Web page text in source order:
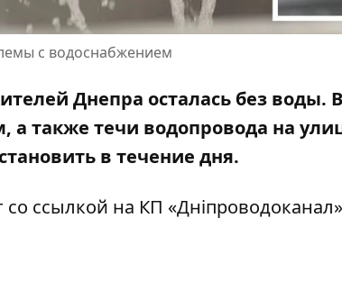
с водоснабжением
Днепра осталась без воды.
а также течи водопровода на
в течение дня.
со ссылкой на КП «Дніпроводоканал»